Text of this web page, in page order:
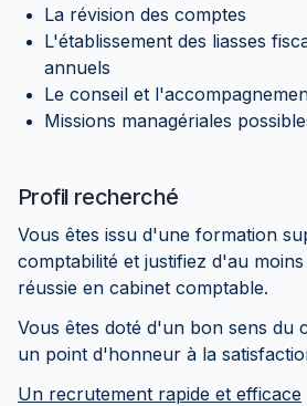
La révision des comptes
L'établissement des liasses
annuels
Le conseil et
Missions managériales
Profil recherché
Vous êtes issu d'une formation
comptabilité et justifiez d'au
réussie en cabinet comptable.
Vous êtes doté d'un bon sens du
un point d'honneur à la
Un recrutement rapide et efficace